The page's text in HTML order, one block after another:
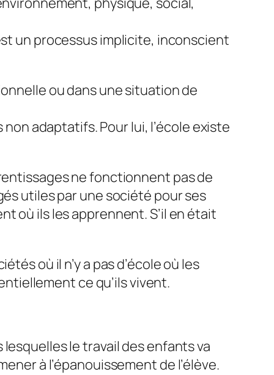
un processus implicite, inconscient
ou dans une situation de
adaptatifs. Pour lui, l’école existe
ne fonctionnent pas de
utiles par une société pour ses
où ils les apprennent. S’il en était
où il n’y a pas d’école où les
ce qu’ils vivent.
le travail des enfants va
à l’épanouissement de l’élève.